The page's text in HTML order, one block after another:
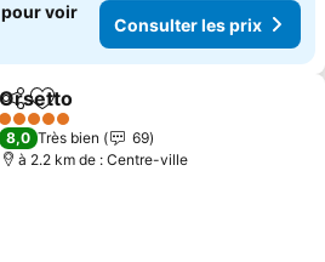
pour voir
Consulter les prix
PartagerAjouter à mes favoris
Orsetto
5 Étoiles
8,0 Très bien
69
à 2.2 km de : Centre-ville